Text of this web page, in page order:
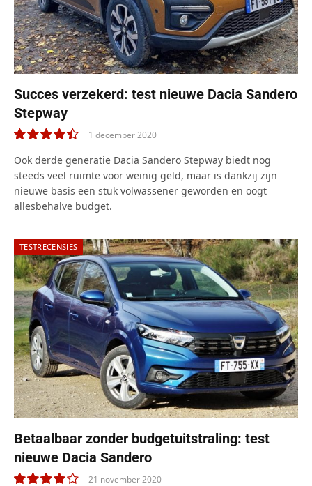
Succes verzekerd: test nieuwe Dacia Sandero
Stepway
9.0
1 december 2020
Ook derde generatie Dacia Sandero Stepway biedt nog
steeds veel ruimte voor weinig geld, maar is dankzij zijn
nieuwe basis een stuk volwassener geworden en oogt
allesbehalve budget.
TESTRECENSIES
Betaalbaar zonder budgetuitstraling: test
nieuwe Dacia Sandero
21 november 2020